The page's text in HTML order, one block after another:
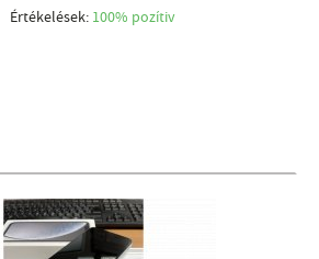
Értékelések: 100% pozítiv